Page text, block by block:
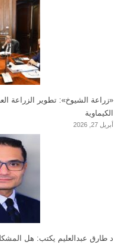
«زراعة الشيوخ»: تطوير الزراعة
الكيماوية
أبريل 27, 2026
د طارق عبدالعليم يكتب: هل